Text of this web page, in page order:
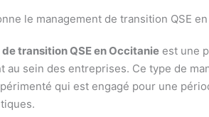
le management de transition QSE
transition QSE en Occitanie est une
au sein des entreprises. Ce type de
qui est engagé pour une